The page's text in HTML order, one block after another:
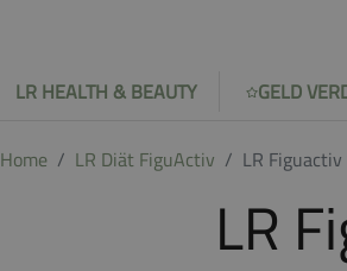
LR HEALTH & BEAUTY GELD
Home
LR Diät FiguActiv LR Figuactiv
LR